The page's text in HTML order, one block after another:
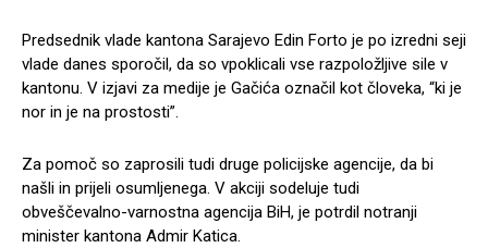
Predsednik vlade kantona Sarajevo Edin Forto je po izredni seji
vlade danes sporočil, da so vpoklicali vse razpoložljive sile v
kantonu. V izjavi za medije je Gačića označil kot človeka, “ki je
nor in je na prostosti”.
Za pomoč so zaprosili tudi druge policijske agencije, da bi
našli in prijeli osumljenega. V akciji sodeluje tudi
obveščevalno-varnostna agencija BiH, je potrdil notranji
minister kantona Admir Katica.